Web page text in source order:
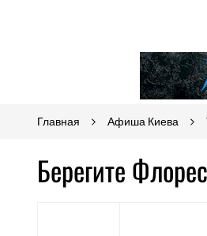
Главная Афиша Киева
Берегите